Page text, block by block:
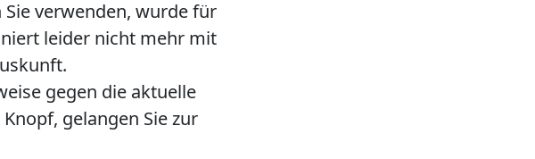
verwenden, wurde für
leider nicht mehr mit
gegen die aktuelle
gelangen Sie zur